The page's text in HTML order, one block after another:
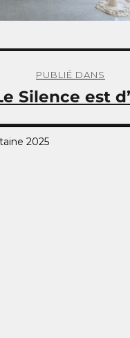
PUBLIÉ DANS
Silence est
2025